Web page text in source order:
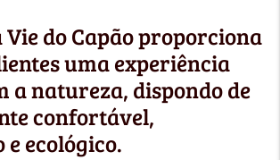
Vie do Capão proporciona
uma experiência
a natureza, dispondo de
confortável,
ecológico.